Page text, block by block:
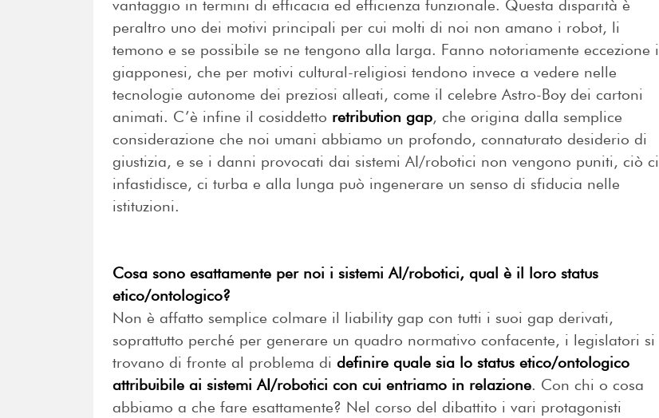
vantaggio in termini di efficacia ed efficienza funzionale. Questa disparità è
peraltro uno dei motivi principali per cui molti di noi non amano i robot, li
temono e se possibile se ne tengono alla larga. Fanno notoriamente eccezione i
giapponesi, che per motivi cultural-religiosi tendono invece a vedere nelle
tecnologie autonome dei preziosi alleati, come il celebre Astro-Boy dei cartoni
animati. C’è infine il cosiddetto retribution gap, che origina dalla semplice
considerazione che noi umani abbiamo un profondo, connaturato desiderio di
giustizia, e se i danni provocati dai sistemi AI/robotici non vengono puniti, ciò ci
infastidisce, ci turba e alla lunga può ingenerare un senso di sfiducia nelle
istituzioni.
Cosa sono esattamente per noi i sistemi AI/robotici, qual è il loro status
etico/ontologico?
Non è affatto semplice colmare il liability gap con tutti i suoi gap derivati,
soprattutto perché per generare un quadro normativo confacente, i legislatori si
trovano di fronte al problema di definire quale sia lo status etico/ontologico
attribuibile ai sistemi AI/robotici con cui entriamo in relazione. Con chi o cosa
abbiamo a che fare esattamente? Nel corso del dibattito i vari protagonisti